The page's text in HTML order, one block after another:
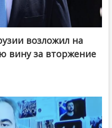
возложил на
вину за вторжение